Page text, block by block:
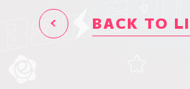
BACK TO